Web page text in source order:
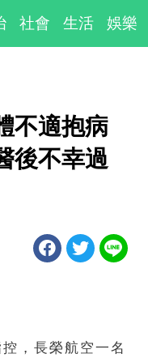
社會 生活 娛樂
不適抱病
後不幸過
，長榮航空一名